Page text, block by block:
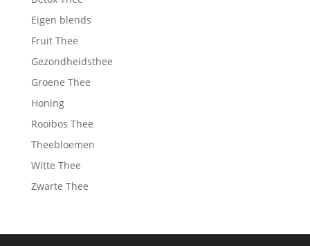
Eigen blends
Fruit Thee
Gezondheidsthee
Groene Thee
Honing
Rooibos Thee
Theebloemen
Witte Thee
Zwarte Thee